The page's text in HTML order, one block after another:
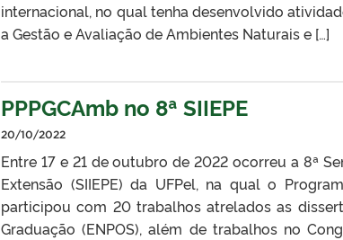
internacional, no qual tenha desenvolvido
a Gestão e Avaliação de Ambientes Naturais e […]
PPPGCAmb no 8ª SIIEPE
20/10/2022
Entre 17 e 21 de outubro de 2022 ocorreu a 8ª
Extensão (SIIEPE) da UFPel, na qual o
participou com 20 trabalhos atrelados as
Graduação (ENPOS), além de trabalhos no